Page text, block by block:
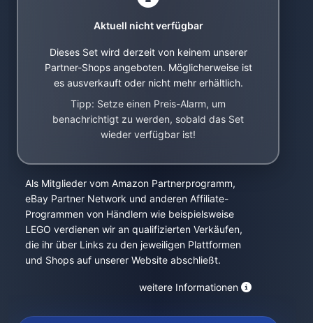
Aktuell nicht verfügbar
Dieses Set wird derzeit von keinem unserer
Partner-Shops angeboten. Möglicherweise ist
es ausverkauft oder nicht mehr erhältlich.
Tipp: Setze einen Preis-Alarm, um
benachrichtigt zu werden, sobald das Set
wieder verfügbar ist!
Als Mitglieder vom Amazon Partnerprogramm,
eBay Partner Network und anderen Affiliate-
Programmen von Händlern wie beispielsweise
LEGO verdienen wir an qualifizierten Verkäufen,
die ihr über Links zu den jeweiligen Plattformen
und Shops auf unserer Website abschließt.
weitere Informationen